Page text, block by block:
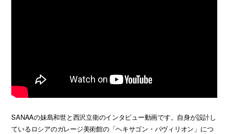
SANAAの妹島和世と西沢立衛のインタビュー動画です。自身が設計し
ているロシアのガレージ美術館の「ヘキサゴン・パヴィリオン」につ